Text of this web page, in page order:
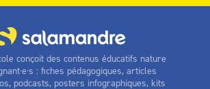
conçoit des contenus éducatifs nature
: fiches pédagogiques, articles
podcasts, posters infographiques, kits